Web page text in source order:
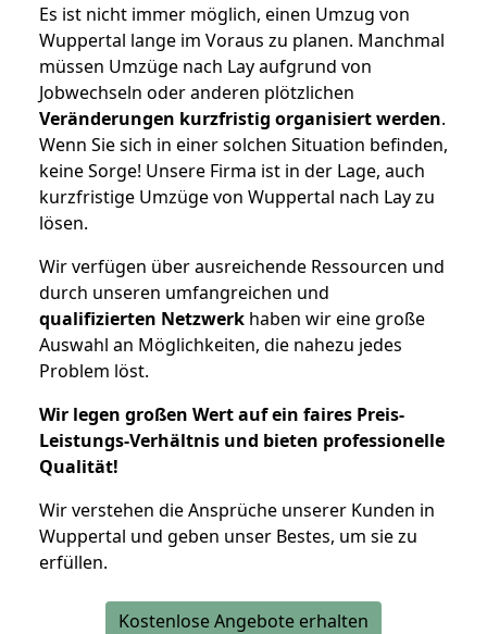
Es ist nicht immer möglich, einen Umzug von
Wuppertal lange im Voraus zu planen. Manchmal
müssen Umzüge nach Lay aufgrund von
Jobwechseln oder anderen plötzlichen
Veränderungen kurzfristig organisiert werden.
Wenn Sie sich in einer solchen Situation befinden,
keine Sorge! Unsere Firma ist in der Lage, auch
kurzfristige Umzüge von Wuppertal nach Lay zu
lösen.
Wir verfügen über ausreichende Ressourcen und
durch unseren umfangreichen und
qualifizierten Netzwerk haben wir eine große
Auswahl an Möglichkeiten, die nahezu jedes
Problem löst.
Wir legen großen Wert auf ein faires Preis-
Leistungs-Verhältnis und bieten professionelle
Qualität!
Wir verstehen die Ansprüche unserer Kunden in
Wuppertal und geben unser Bestes, um sie zu
erfüllen.
Kostenlose Angebote erhalten